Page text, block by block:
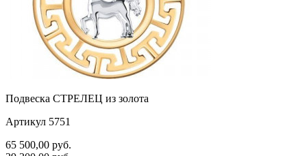
Подвеска СТРЕЛЕЦ из золота
Артикул 5751
65 500,00 руб.